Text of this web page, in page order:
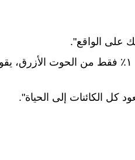
على الواقع".
إن أكثر الكائنات وحشية وهمجية، هو الإنسان، فمثلاً بسبب اصطياد الحيتان، تبقى ١٪؜ فقط من الحوت
كل الكائنات إلى الحياة".